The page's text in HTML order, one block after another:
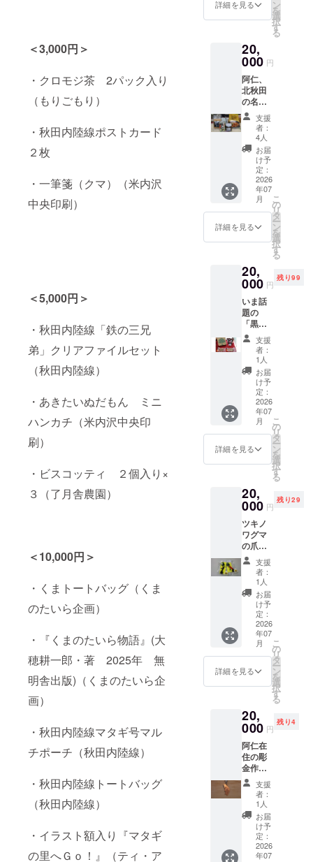
＜3,000円＞
・クロモジ茶 2パック入り
（もりごもり）
・秋田内陸線ポストカード
２枚
・一筆箋（クマ）（米内沢
中央印刷）
＜5,000円＞
・秋田内陸線「鉄の三兄
弟」クリアファイルセット
（秋田内陸線）
・あきたいぬだもん ミニ
ハンカチ（米内沢中央印
刷）
・ビスコッティ ２個入り×
３（了月舎農園）
＜10,000円＞
・くまトートバッグ（くま
のたいら企画）
・『くまのたいら物語』(大
穂耕一郎・著 2025年 無
明舎出版)（くまのたいら企
画）
・秋田内陸線マタギ号マル
チポーチ（秋田内陸線）
・秋田内陸線トートバッグ
（秋田内陸線）
・イラスト額入り『マタギ
の里へＧｏ！』（ティ・ア
届けの
たラベ
ルや注
をご確
認くだ
さい。
製品を
い小物
にして
いま
す。 北
秋田市
阿仁を
作業拠
点にし
ている
HUNT
「ITAZ
LEATH
ER」(イ
タズ・
レ
ザー）
形状は
届いて
からの
お楽し
み。見
本画像
は黒で
すが、
色は７
種類か
らお選
びくだ
さい。
が好
評！
月の輪
のデザ
インは
商標登
録され
ていま
す。）
サイズ
は男女
兼用で
す（サ
イズ展
開：S、
M、L、
XL)。サ
イズを
お選び
詳細を見る ン
を
選
択
す
る
20,
000 円
阿仁、
北秋田
の名産
品セッ
ト。秋
田内陸
線阿仁
合駅前
のふれ
あい
ショッ
プひま
わりが
選びま
した。
比内地
き込み
ご飯の
素（2～
3人
分）、
比内地
鶏スー
プ(300
ｇ）、
焼きり
んご
(230
ｇ)、な
めこ南
蛮(200
ｇ)、人
気の阿
わせで
す。 原
材料及
び添加
物等の
食品表
示はお
届け商
品のラ
ベルに
表記さ
れま
す。商
品開封
前には
必ずお
届けの
たラベ
ルや注
をご確
認くだ
さい。
支援
者：
4人
お届
け予
定：
2026
年07
月
詳細を見る
こ
の
リ
タ
ー
ン
を
選
択
す
る
20,
000 円
残り99
いま話
題の
「黒に
んに
く」
と、い
ぶり
がっこ
の詰め
合わせ
です。
北秋田
市の
「しら
かみ
ファー
ズ」が
自家栽
培のに
んにく
を発
酵、熟
成させ
て、甘
い香り
の黒に
んにく
を作り
まし
た。秋
田名物
いぶり
がっこ
しま
す。 黒
にんに
く100グ
ラム入
り 2
袋 い
ぶり
がっこ
90ｇ2
袋 黒
にんに
くＬ玉
支援
者：
1人
お届
け予
定：
2026
年07
月
詳細を見る
こ
の
リ
タ
ー
ン
を
選
択
す
る
20,
000 円
残り29
ツキノ
ワグマ
の爪と
鈴のア
クセサ
リー。
キーホ
ルダー
として
も使え
ます。
スト
ラップ
は赤、
黒いず
れかを
くださ
い。 ご
希望の
スト
ラップ
の色を
お選び
くださ
い。
支援
者：
1人
お届
け予
定：
2026
年07
月
詳細を見る
こ
の
リ
タ
ー
ン
を
選
択
す
る
20,
000 円
残り4
阿仁在
住の彫
金作
家、河
西 緑 さ
んによ
る、純
銅製の
キーリ
ング
（キー
支援
者：
1人
お届
け予
定：
2026
年07